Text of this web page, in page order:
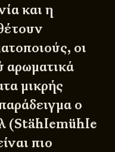
και η
οι
αρωματικά
μικρής
ο
(Stählemühle
πιο